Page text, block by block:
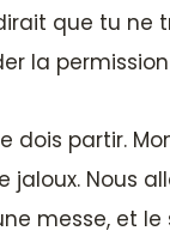
que tu ne
la
dois partir.
jaloux. Nous
messe, et